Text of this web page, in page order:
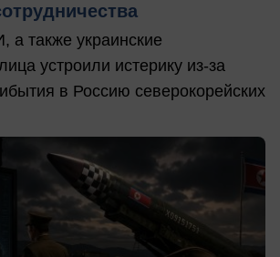
также украинские
устроили истерику из-за
в Россию северокорейских